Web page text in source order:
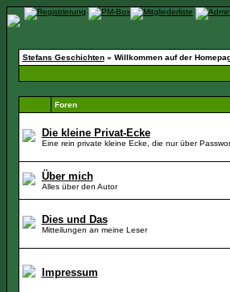
Stefans Geschichten» Willkommen auf der
Foren
Die kleine Privat-Ecke
Eine rein private kleine Ecke, die nur über
Über mich
Alles über den Autor
Dies und Das
Mitteilungen an meine Leser
Impressum